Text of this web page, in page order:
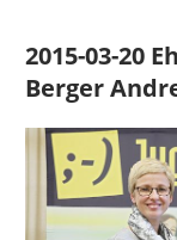
2015-03-20
Berger